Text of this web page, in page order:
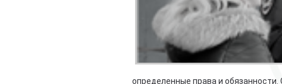
определенные права и